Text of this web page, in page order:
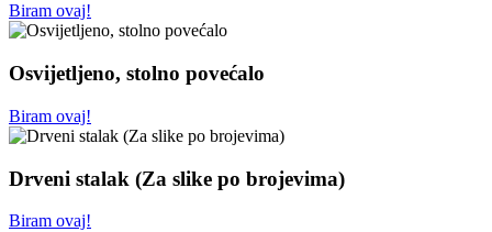
Biram ovaj!
Osvijetljeno, stolno povećalo
Biram ovaj!
Drveni stalak (Za slike po brojevima)
Biram ovaj!